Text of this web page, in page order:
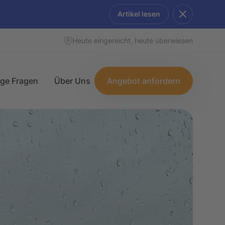
Artikel lesen
Heute eingereicht, heute überwiesen
Fragen Über Uns Angebot anfordern